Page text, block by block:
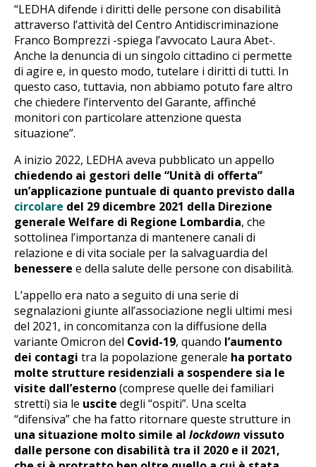
“LEDHA difende i diritti delle persone con disabilità
attraverso l’attività del Centro Antidiscriminazione
Franco Bomprezzi -spiega l’avvocato Laura Abet-.
Anche la denuncia di un singolo cittadino ci permette
di agire e, in questo modo, tutelare i diritti di tutti. In
questo caso, tuttavia, non abbiamo potuto fare altro
che chiedere l’intervento del Garante, affinché
monitori con particolare attenzione questa
situazione”.
A inizio 2022, LEDHA aveva pubblicato un appello
chiedendo ai gestori delle “Unità di offerta”
un’applicazione puntuale di quanto previsto dalla
circolare del 29 dicembre 2021 della Direzione
generale Welfare di Regione Lombardia, che
sottolinea l’importanza di mantenere canali di
relazione e di vita sociale per la salvaguardia del
benessere e della salute delle persone con disabilità.
L’appello era nato a seguito di una serie di
segnalazioni giunte all’associazione negli ultimi mesi
del 2021, in concomitanza con la diffusione della
variante Omicron del Covid-19, quando l’aumento
dei contagi tra la popolazione generale ha portato
molte strutture residenziali a sospendere sia le
visite dall’esterno(comprese quelle dei familiari
stretti) sia le uscite degli “ospiti”. Una scelta
“difensiva” che ha fatto ritornare queste strutture in
una situazione molto simile al lockdown vissuto
dalle persone con disabilità tra il 2020 e il 2021,